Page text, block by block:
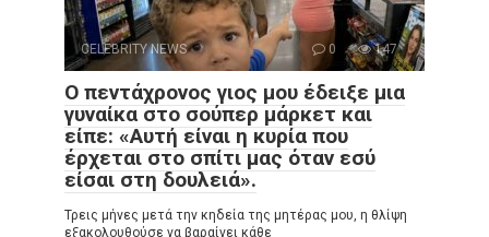
CELEBRITY NEWS 0 147
Ο πεντάχρονος γιος μου έδειξε μια
γυναίκα στο σούπερ μάρκετ και
είπε: «Αυτή είναι η κυρία που
έρχεται στο σπίτι μας όταν εσύ
είσαι στη δουλειά».
Τρεις μήνες μετά την κηδεία της μητέρας μου, η θλίψη
εξακολουθούσε να βαραίνει κάθε